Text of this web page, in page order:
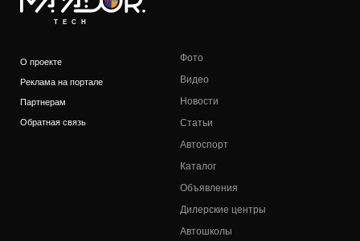
TECH
О проекте
Реклама на портале
Партнерам
Обратная связь
Фото
Видео
Новости
Статьи
Автоспорт
Каталог
Объявления
Дилерские центры
Автошколы